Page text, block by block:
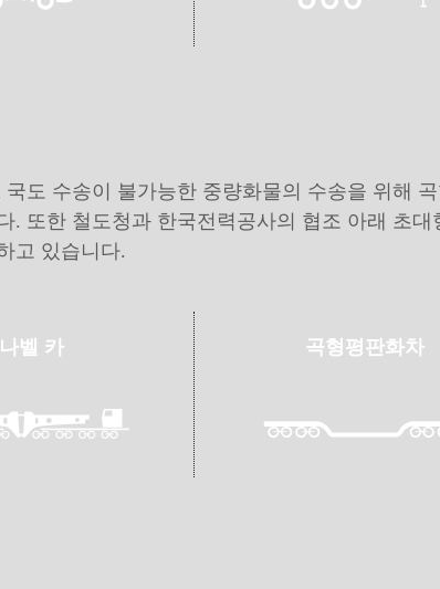
국도 수송이 불가능한 중량화물의 수송을 위해
. 또한 철도청과 한국전력공사의 협조 아래 초대
고 있습니다.
벨 카 곡형평판화차